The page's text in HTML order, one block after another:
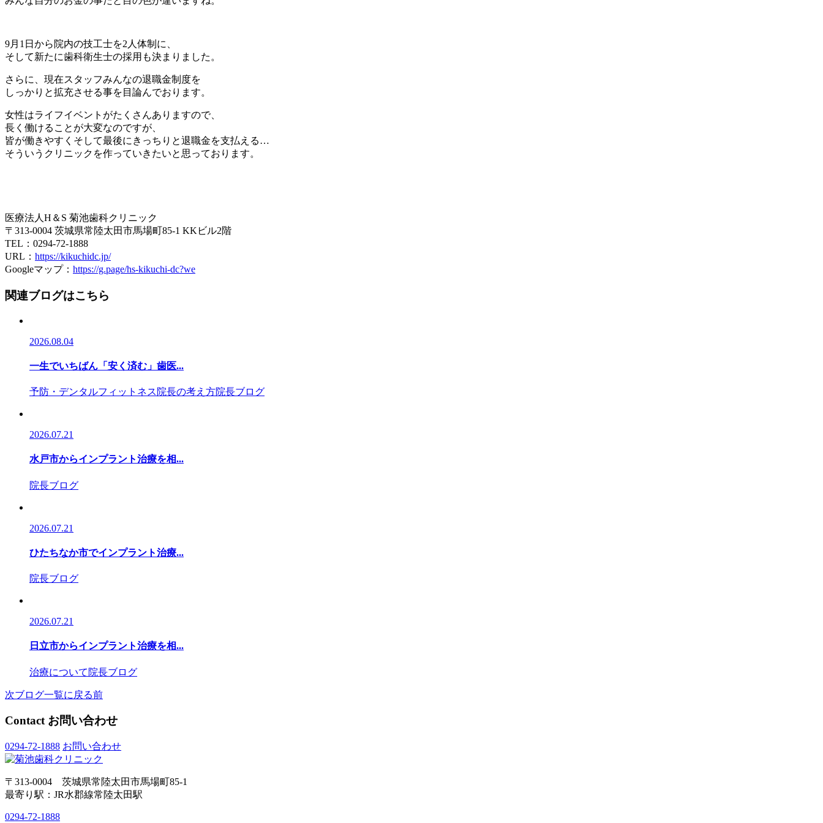
9月1日から院内の技工士を2人体制に、
そして新たに歯科衛生士の採用も決まりました。
さらに、現在スタッフみんなの退職金制度を
しっかりと拡充させる事を目論んでおります。
女性はライフイベントがたくさんありますので、
長く働けることが大変なのですが、
皆が働きやすくそして最後にきっちりと退職金を支払える…
そういうクリニックを作っていきたいと思っております。
医療法人H＆S 菊池歯科クリニック
〒313-0004 茨城県常陸太田市馬場町85-1 KKビル2階
TEL：0294-72-1888
URL： https://kikuchidc.jp/
Googleマップ： https://g.page/hs-kikuchi-dc?we
関連ブログはこちら
2026.08.04
一生でいちばん「安く済む」歯医...
予防・デンタルフィットネス 院長の考え方院長ブログ
2026.07.21
水戸市からインプラント治療を相...
院長ブログ
2026.07.21
ひたちなか市でインプラント治療...
院長ブログ
2026.07.21
日立市からインプラント治療を相...
治療について 院長ブログ
次ブログ一覧に戻る前
Contact お問い合わせ
0294-72-1888 お問い合わせ
〒313-0004 茨城県常陸太田市馬場町85-1
最寄り駅：JR水郡線常陸太田駅
0294-72-1888